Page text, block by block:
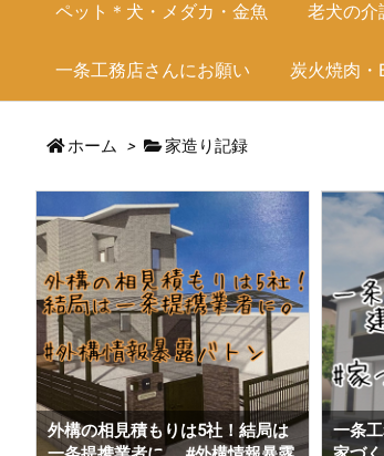
ペット＊犬・メダカ・金魚 老犬の介
一条工務店さんにお願い 炭火焼肉・
ホーム > 家造り記録
一条工務店i-smartで建てた総額 #
＃間